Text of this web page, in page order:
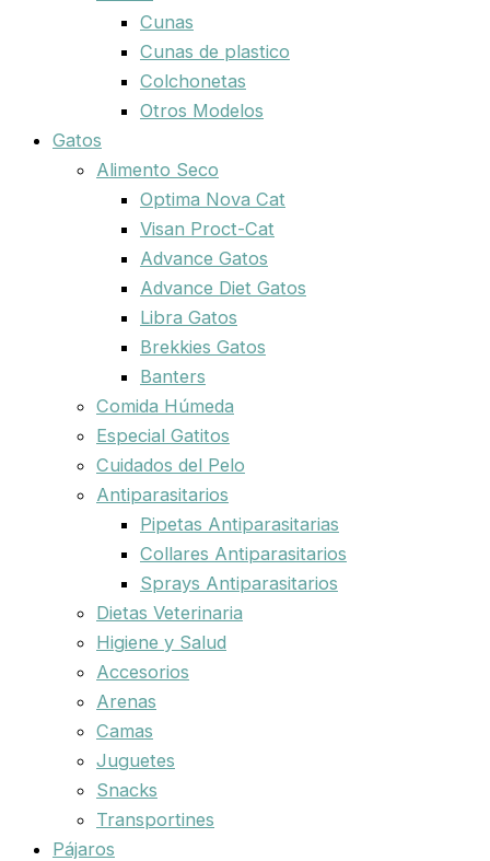
Cunas
Cunas de plastico
Colchonetas
Otros Modelos
Gatos
Alimento Seco
Optima Nova Cat
Visan Proct-Cat
Advance Gatos
Advance Diet Gatos
Libra Gatos
Brekkies Gatos
Banters
Comida Húmeda
Especial Gatitos
Cuidados del Pelo
Antiparasitarios
Pipetas Antiparasitarias
Collares Antiparasitarios
Sprays Antiparasitarios
Dietas Veterinaria
Higiene y Salud
Accesorios
Arenas
Camas
Juguetes
Snacks
Transportines
Pájaros